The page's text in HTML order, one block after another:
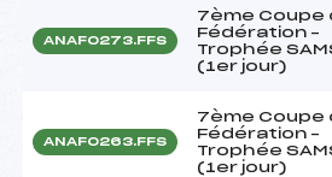
ANAF0273.FFS
7ème Coupe
Fédération –
Trophée
(1er jour)
ANAF0263.FFS
7ème Coupe
Fédération –
Trophée
(1er jour)